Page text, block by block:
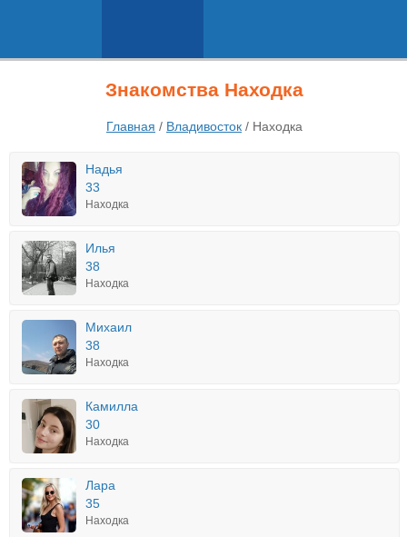
Знакомства Находка
Главная / Владивосток / Находка
Надья
33
Находка
Илья
38
Находка
Михаил
38
Находка
Камилла
30
Находка
Лара
35
Находка